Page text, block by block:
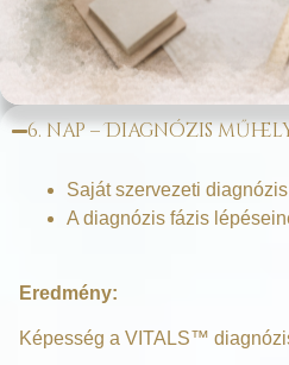
6. nap – Diagnózis
Saját szervezeti
A diagnózis fázis
Eredmény:
Képesség a VITALS™